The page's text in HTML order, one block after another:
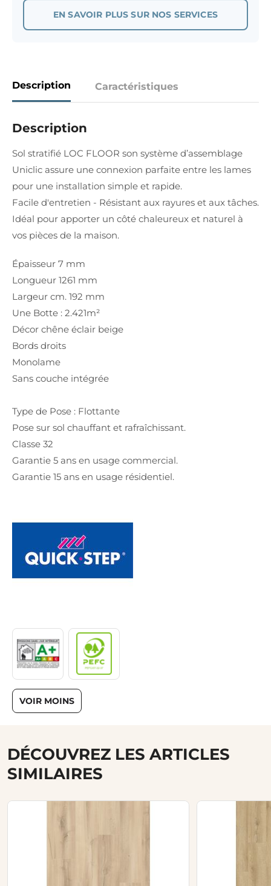
EN SAVOIR PLUS SUR NOS SERVICES
Description Caractéristiques
Description
Sol stratifié LOC FLOOR son système d’assemblage
Uniclic assure une connexion parfaite entre les lames
pour une installation simple et rapide.
Facile d'entretien - Résistant aux rayures et aux tâches.
Idéal pour apporter un côté chaleureux et naturel à
vos pièces de la maison.
Épaisseur 7 mm
Longueur 1261 mm
Largeur cm. 192 mm
Une Botte : 2.421m²
Décor chêne éclair beige
Bords droits
Monolame
Sans couche intégrée
Type de Pose : Flottante
Pose sur sol chauffant et rafraîchissant.
Classe 32
Garantie 5 ans en usage commercial.
Garantie 15 ans en usage résidentiel.
VOIR MOINS
DÉCOUVREZ LES ARTICLES
SIMILAIRES